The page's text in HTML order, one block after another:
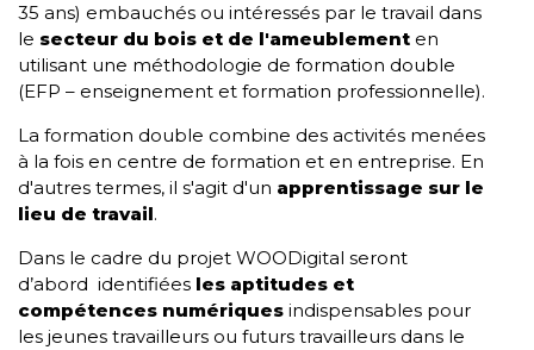
35 ans) embauchés ou intéressés par le travail dans
le secteur du bois et de l'ameublement en
utilisant une méthodologie de formation double
(EFP – enseignement et formation professionnelle).
La formation double combine des activités menées
à la fois en centre de formation et en entreprise. En
d'autres termes, il s'agit d'un apprentissage sur le
lieu de travail.
Dans le cadre du projet WOODigital seront
d’abord identifiées les aptitudes et
compétences numériques indispensables pour
les jeunes travailleurs ou futurs travailleurs dans le